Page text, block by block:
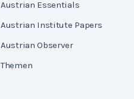
Austrian Essentials
Austrian Institute Papers
Austrian Observer
Themen